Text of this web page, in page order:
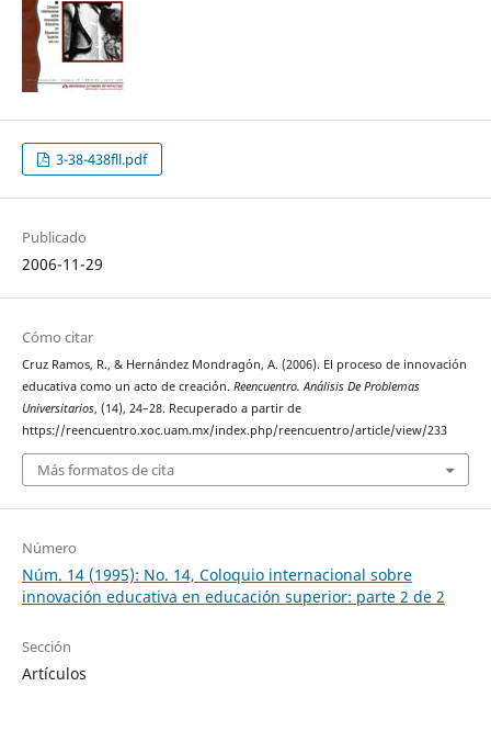
3-38-438fll.pdf
Publicado
2006-11-29
Cómo citar
Cruz Ramos, R., & Hernández Mondragón, A. (2006). El proceso de innovación
educativa como un acto de creación. Reencuentro. Análisis De Problemas
Universitarios, (14), 24–28. Recuperado a partir de
https://reencuentro.xoc.uam.mx/index.php/reencuentro/article/view/233
Más formatos de cita
Número
Núm. 14 (1995): No. 14, Coloquio internacional sobre
innovación educativa en educación superior: parte 2 de 2
Sección
Artículos